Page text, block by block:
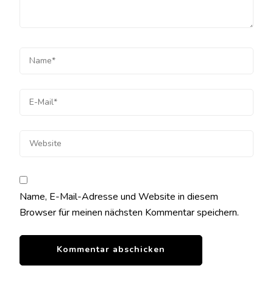
Name, E-Mail-Adresse und Website in diesem
Browser für meinen nächsten Kommentar speichern.